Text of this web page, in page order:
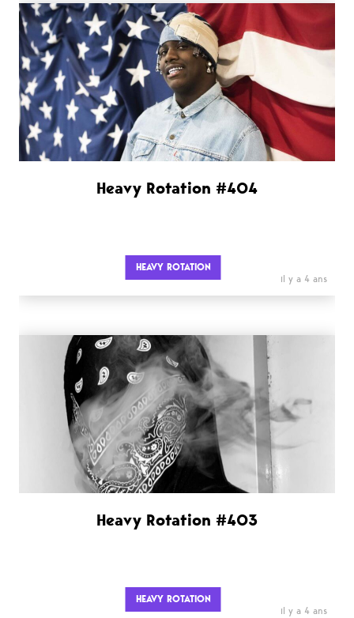
Heavy Rotation #404
HEAVY ROTATION
il y a 4 ans
Heavy Rotation #403
HEAVY ROTATION
il y a 4 ans